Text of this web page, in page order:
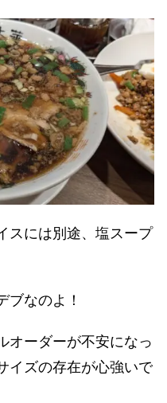
スには別途、塩スープ
ブなのよ！
オーダーが不安になっ
イズの存在が心強いで